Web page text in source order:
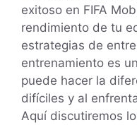
exitoso en FIFA
rendimiento de tu
estrategias de
entrenamiento es
puede hacer la
difíciles y al
Aquí discutiremos